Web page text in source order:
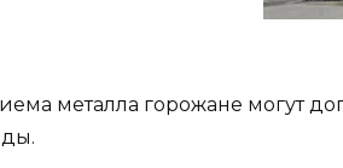
металла горожане могут